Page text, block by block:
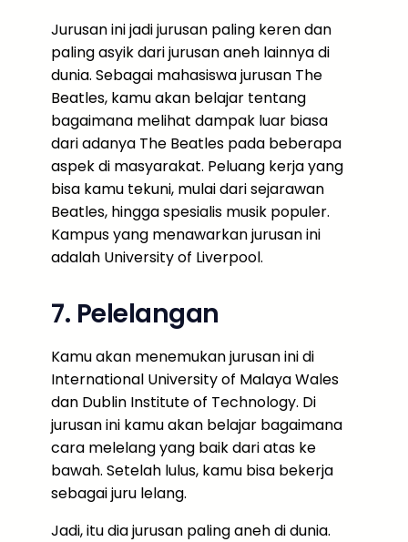
Jurusan ini jadi jurusan paling keren dan
paling asyik dari jurusan aneh lainnya di
dunia. Sebagai mahasiswa jurusan The
Beatles, kamu akan belajar tentang
bagaimana melihat dampak luar biasa
dari adanya The Beatles pada beberapa
aspek di masyarakat. Peluang kerja yang
bisa kamu tekuni, mulai dari sejarawan
Beatles, hingga spesialis musik populer.
Kampus yang menawarkan jurusan ini
adalah University of Liverpool.
7. Pelelangan
Kamu akan menemukan jurusan ini di
International University of Malaya Wales
dan Dublin Institute of Technology. Di
jurusan ini kamu akan belajar bagaimana
cara melelang yang baik dari atas ke
bawah. Setelah lulus, kamu bisa bekerja
sebagai juru lelang.
Jadi, itu dia jurusan paling aneh di dunia.